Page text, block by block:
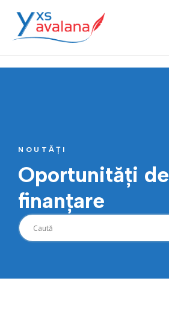
NOUTĂȚI
Oportunități de
finanțare